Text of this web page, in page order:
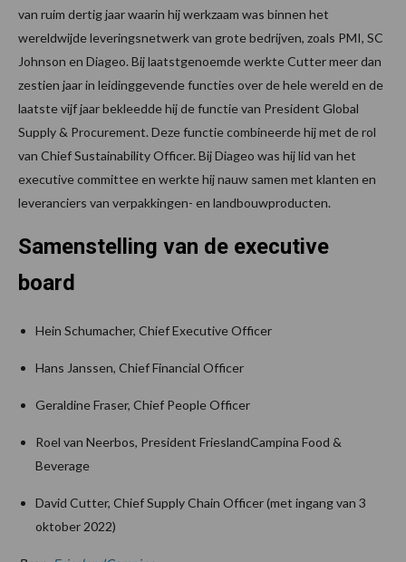
van ruim dertig jaar waarin hij werkzaam was binnen het
wereldwijde leveringsnetwerk van grote bedrijven, zoals PMI, SC
Johnson en Diageo. Bij laatstgenoemde werkte Cutter meer dan
zestien jaar in leidinggevende functies over de hele wereld en de
laatste vijf jaar bekleedde hij de functie van President Global
Supply & Procurement. Deze functie combineerde hij met de rol
van Chief Sustainability Officer. Bij Diageo was hij lid van het
executive committee en werkte hij nauw samen met klanten en
leveranciers van verpakkingen- en landbouwproducten.
Samenstelling van de executive
board
Hein Schumacher, Chief Executive Officer
Hans Janssen, Chief Financial Officer
Geraldine Fraser, Chief People Officer
Roel van Neerbos, President FrieslandCampina Food &
Beverage
David Cutter, Chief Supply Chain Officer (met ingang van 3
oktober 2022)